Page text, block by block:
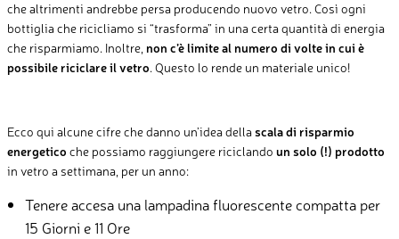
che altrimenti andrebbe persa producendo nuovo vetro. Così ogni
bottiglia che ricicliamo si “trasforma” in una certa quantità di energia
che risparmiamo. Inoltre, non c’è limite al numero di volte in cui è
possibile riciclare il vetro. Questo lo rende un materiale unico!
Ecco qui alcune cifre che danno un’idea dellascala di risparmio
energetico che possiamo raggiungere riciclando un solo (!) prodotto
in vetro a settimana, per un anno:
Tenere accesa una lampadina fluorescente compatta per
15 Giorni e 11 Ore